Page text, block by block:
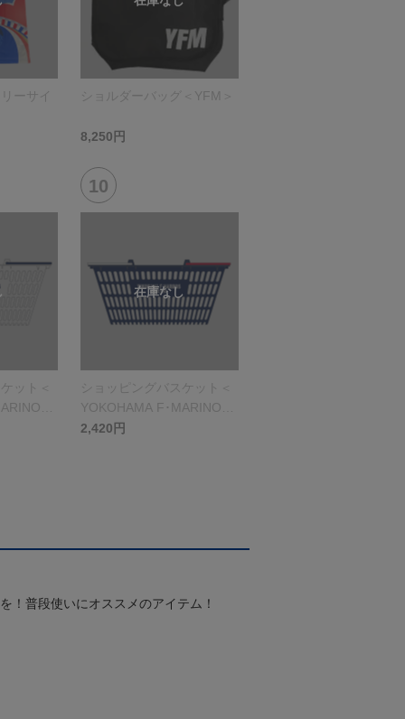
ーサイ ショルダーバッグ＜YFM＞
8,250円
ット＜
ショッピングバスケット＜
YOKOHAMA F･MARINOS
＞ブルー
2,420円
！普段使いにオススメのアイテム！